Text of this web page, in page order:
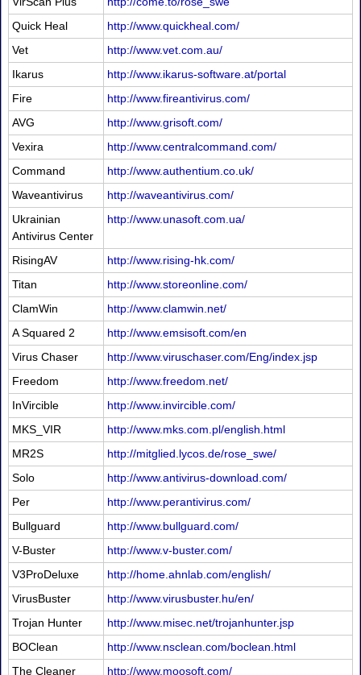
Quick Heal
http://www.quickheal.com/
Vet
http://www.vet.com.au/
Ikarus
http://www.ikarus-software.at/portal
Fire
http://www.fireantivirus.com/
AVG
http://www.grisoft.com/
Vexira
http://www.centralcommand.com/
Command
http://www.authentium.co.uk/
Waveantivirus
http://waveantivirus.com/
Ukrainian
Antivirus Center
http://www.unasoft.com.ua/
RisingAV
http://www.rising-hk.com/
Titan
http://www.storeonline.com/
ClamWin
http://www.clamwin.net/
A Squared 2
http://www.emsisoft.com/en
Virus Chaser
http://www.viruschaser.com/Eng/index.jsp
Freedom
http://www.freedom.net/
InVircible
http://www.invircible.com/
MKS_VIR
http://www.mks.com.pl/english.html
MR2S
http://mitglied.lycos.de/rose_swe/
Solo
http://www.antivirus-download.com/
Per
http://www.perantivirus.com/
Bullguard
http://www.bullguard.com/
V-Buster
http://www.v-buster.com/
V3ProDeluxe
http://home.ahnlab.com/english/
VirusBuster
http://www.virusbuster.hu/en/
Trojan Hunter
http://www.misec.net/trojanhunter.jsp
BOClean
http://www.nsclean.com/boclean.html
The Cleaner
http://www.moosoft.com/